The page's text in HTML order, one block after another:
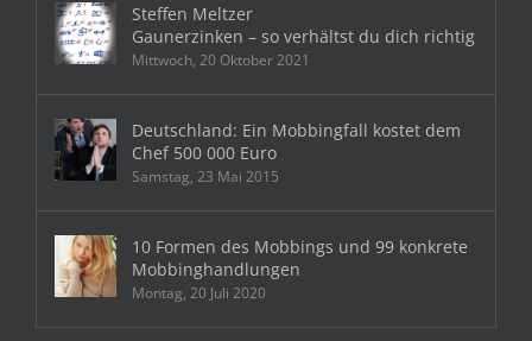
Steffen Meltzer
Gaunerzinken – so verhältst du dich richtig
Mittwoch, 20 Oktober 2021
Deutschland: Ein Mobbingfall kostet dem
Chef 500 000 Euro
Samstag, 23 Mai 2015
10 Formen des Mobbings und 99 konkrete
Mobbinghandlungen
Montag, 20 Juli 2020